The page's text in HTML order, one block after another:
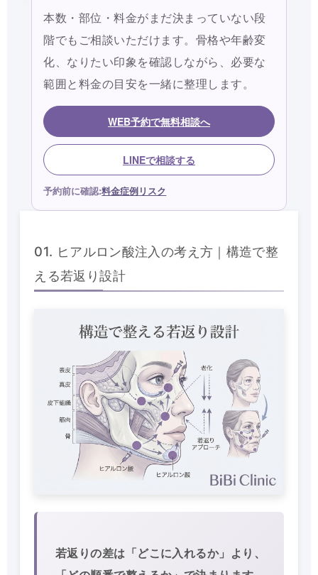
本数・部位・料金がまだ決まっていない段
階でもご相談いただけます。骨格や年齢変
化、なりたい印象を確認しながら、必要な
範囲と料金の目安を一緒に整理します。
WEB予約で無料相談へ
LINEで相談する
予約前に確認:料金症例リスク
01. ヒアルロン酸注入の考え方｜構造で整
える若返り設計
若返りの差は「どこに入れるか」より、